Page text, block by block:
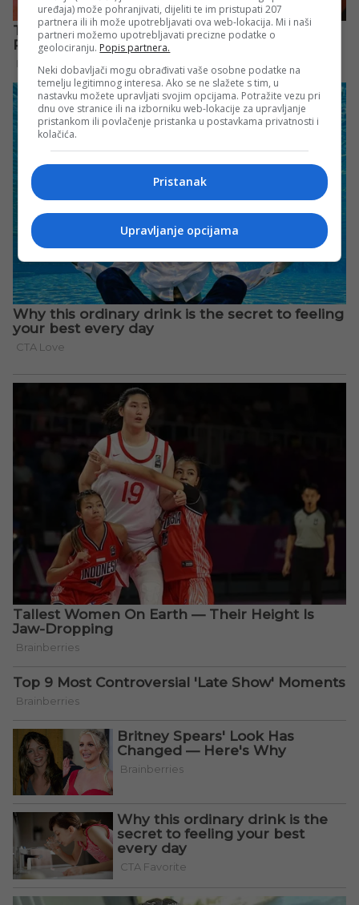
uređaja) može pohranjivati, dijeliti te im pristupati 207
partnera ili ih može upotrebljavati ova web-lokacija. Mi i naši
partneri možemo upotrebljavati precizne podatke o
geolociranju. Popis partnera.
Neki dobavljači mogu obrađivati vaše osobne podatke na
temelju legitimnog interesa. Ako se ne slažete s tim, u
nastavku možete upravljati svojim opcijama. Potražite vezu pri
dnu ove stranice ili na izborniku web-lokacije za upravljanje
pristankom ili povlačenje pristanka u postavkama privatnosti i
kolačića.
Pristanak
Upravljanje opcijama